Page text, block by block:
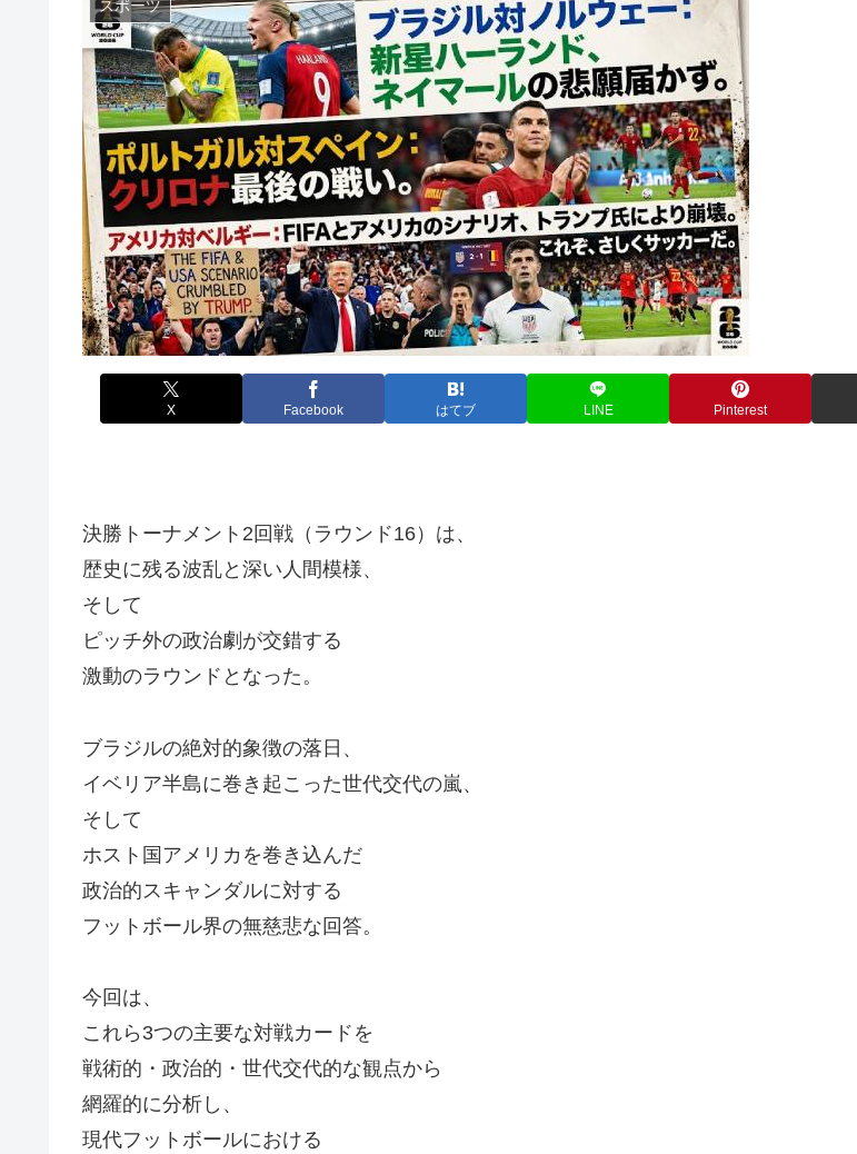
スポーツ
X Facebook はてブ LINE Pinterest
決勝トーナメント2回戦（ラウンド16）は、
歴史に残る波乱と深い人間模様、
そして
ピッチ外の政治劇が交錯する
激動のラウンドとなった。
ブラジルの絶対的象徴の落日、
イベリア半島に巻き起こった世代交代の嵐、
そして
ホスト国アメリカを巻き込んだ
政治的スキャンダルに対する
フットボール界の無慈悲な回答。
今回は、
これら3つの主要な対戦カードを
戦術的・政治的・世代交代的な観点から
網羅的に分析し、
現代フットボールにおける